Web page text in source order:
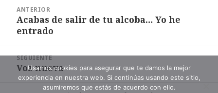
entradas
ANTERIOR
Entrada
anterior:
Acabas de salir de tu alcoba… Yo he
entrado
SIGUIENTE
Entrada
siguiente:
Voz nueva
Usamos cookies para asegurar que te damos la mejor
experiencia en nuestra web. Si continúas usando este sitio,
asumiremos que estás de acuerdo con ello.